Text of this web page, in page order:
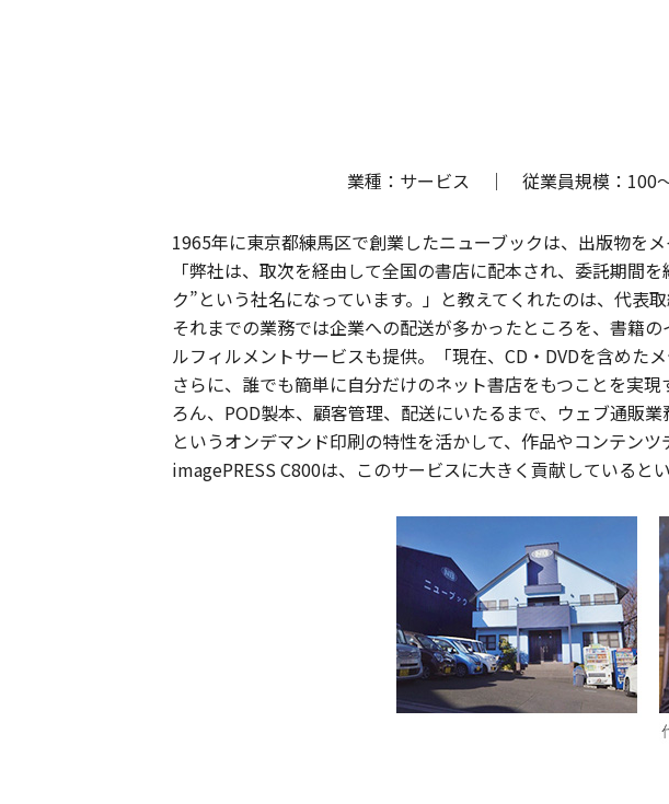
業種：サービス ｜ 従業員規模：100
1965年に東京都練馬区で創業したニューブックは、出版物をメ
「弊社は、取次を経由して全国の書店に配本され、委託期間
ク”という社名になっています。」と教えてくれたのは、代表
それまでの業務では企業への配送が多かったところを、書籍
ルフィルメントサービスも提供。「現在、CD・DVDを含めた
さらに、誰でも簡単に自分だけのネット書店をもつことを実
ろん、POD製本、顧客管理、配送にいたるまで、ウェブ通販
というオンデマンド印刷の特性を活かして、作品やコンテン
imagePRESS C800は、このサービスに大きく貢献しているとい